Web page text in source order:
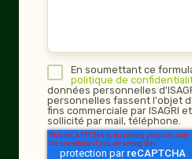
En soumettant ce
politique de
données personnelles
personnelles fassent l'objet
fins commerciale par ISAGRI
sollicité par mail, téléphone.